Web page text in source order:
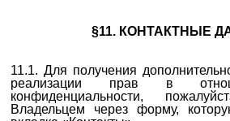
§11. КОНТАКТНЫЕ
11.1. Для получения
реализации прав в
конфиденциальности,
Владельцем через форму,